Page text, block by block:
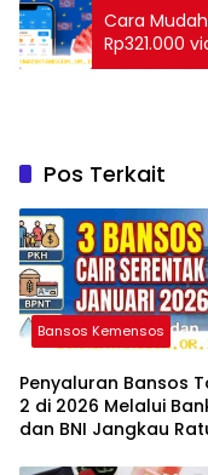
Cara
Rp321.000
Spesial
Pos Terkait
Bansos Kemensos
Penyaluran Bansos
2 di 2026 Melalui
dan BNI Jangkau